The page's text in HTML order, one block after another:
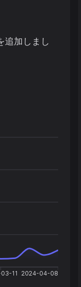
追加しまし
11 2024-04-08